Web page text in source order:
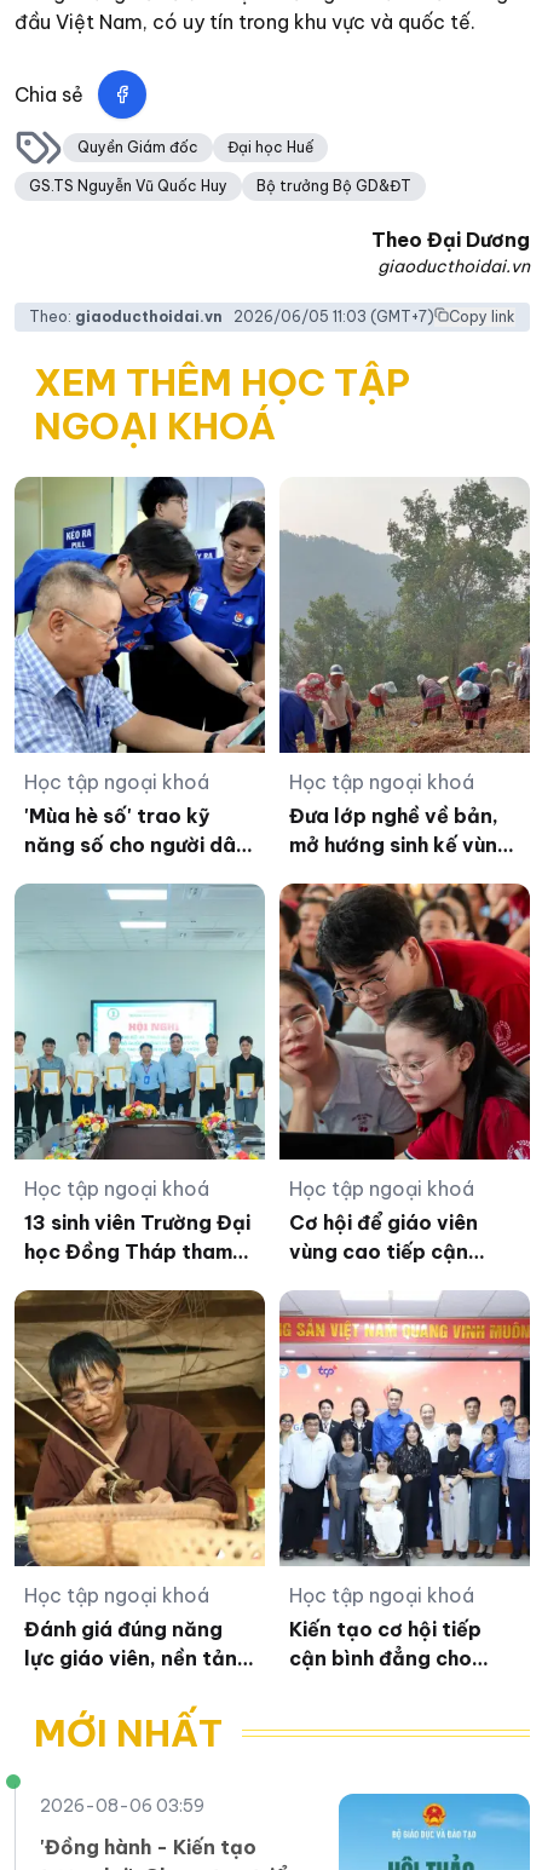
đầu Việt Nam, có uy tín trong khu vực và quốc tế.
Chia sẻ
Quyền Giám đốc Đại học Huế
GS.TS Nguyễn Vũ Quốc Huy Bộ trưởng Bộ GD&ĐT
Theo Đại Dương
giaoducthoidai.vn
Theo: giaoducthoidai.vn 2026/06/05 11:03 (GMT+7) Copy link
XEM THÊM HỌC TẬP
NGOẠI KHOÁ
Học tập ngoại khoá
'Mùa hè số' trao kỹ
năng số cho người dân
Học tập ngoại khoá
Đưa lớp nghề về bản,
mở hướng sinh kế vùng
Học tập ngoại khoá
13 sinh viên Trường Đại
học Đồng Tháp tham
bị năm 2026
Học tập ngoại khoá
Cơ hội để giáo viên
vùng cao tiếp cận
cụ AI
Học tập ngoại khoá
Đánh giá đúng năng
lực giáo viên, nền tảng
ngôn ngữ thứ hai
Học tập ngoại khoá
Kiến tạo cơ hội tiếp
cận bình đẳng cho
MỚI NHẤT
2026-08-06 03:59
'Đồng hành - Kiến tạo